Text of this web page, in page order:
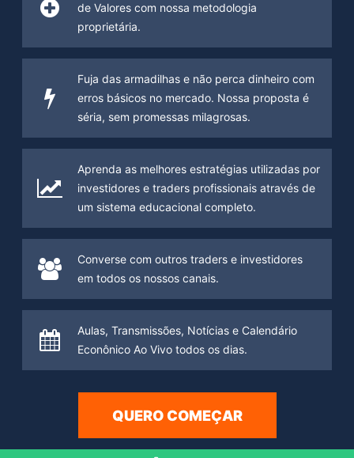
de Valores com nossa metodologia
proprietária.
Fuja das armadilhas e não perca dinheiro com
erros básicos no mercado. Nossa proposta é
séria, sem promessas milagrosas.
Aprenda as melhores estratégias utilizadas por
investidores e traders profissionais através de
um sistema educacional completo.
Converse com outros traders e investidores
em todos os nossos canais.
Aulas, Transmissões, Notícias e Calendário
Econônico Ao Vivo todos os dias.
QUERO COMEÇAR